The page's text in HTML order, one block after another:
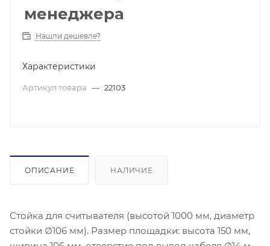
менеджера
Нашли дешевле?
Характеристики
Артикул товара — 22103
ОПИСАНИЕ НАЛИЧИЕ
Стойка для считывателя (высотой 1000 мм, диаметр
стойки ∅106 мм). Размер площадки: высота 150 мм,